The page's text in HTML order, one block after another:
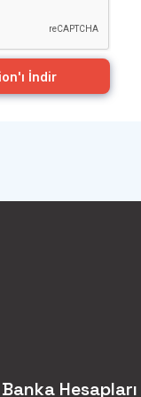
İndir
Banka Hesapları